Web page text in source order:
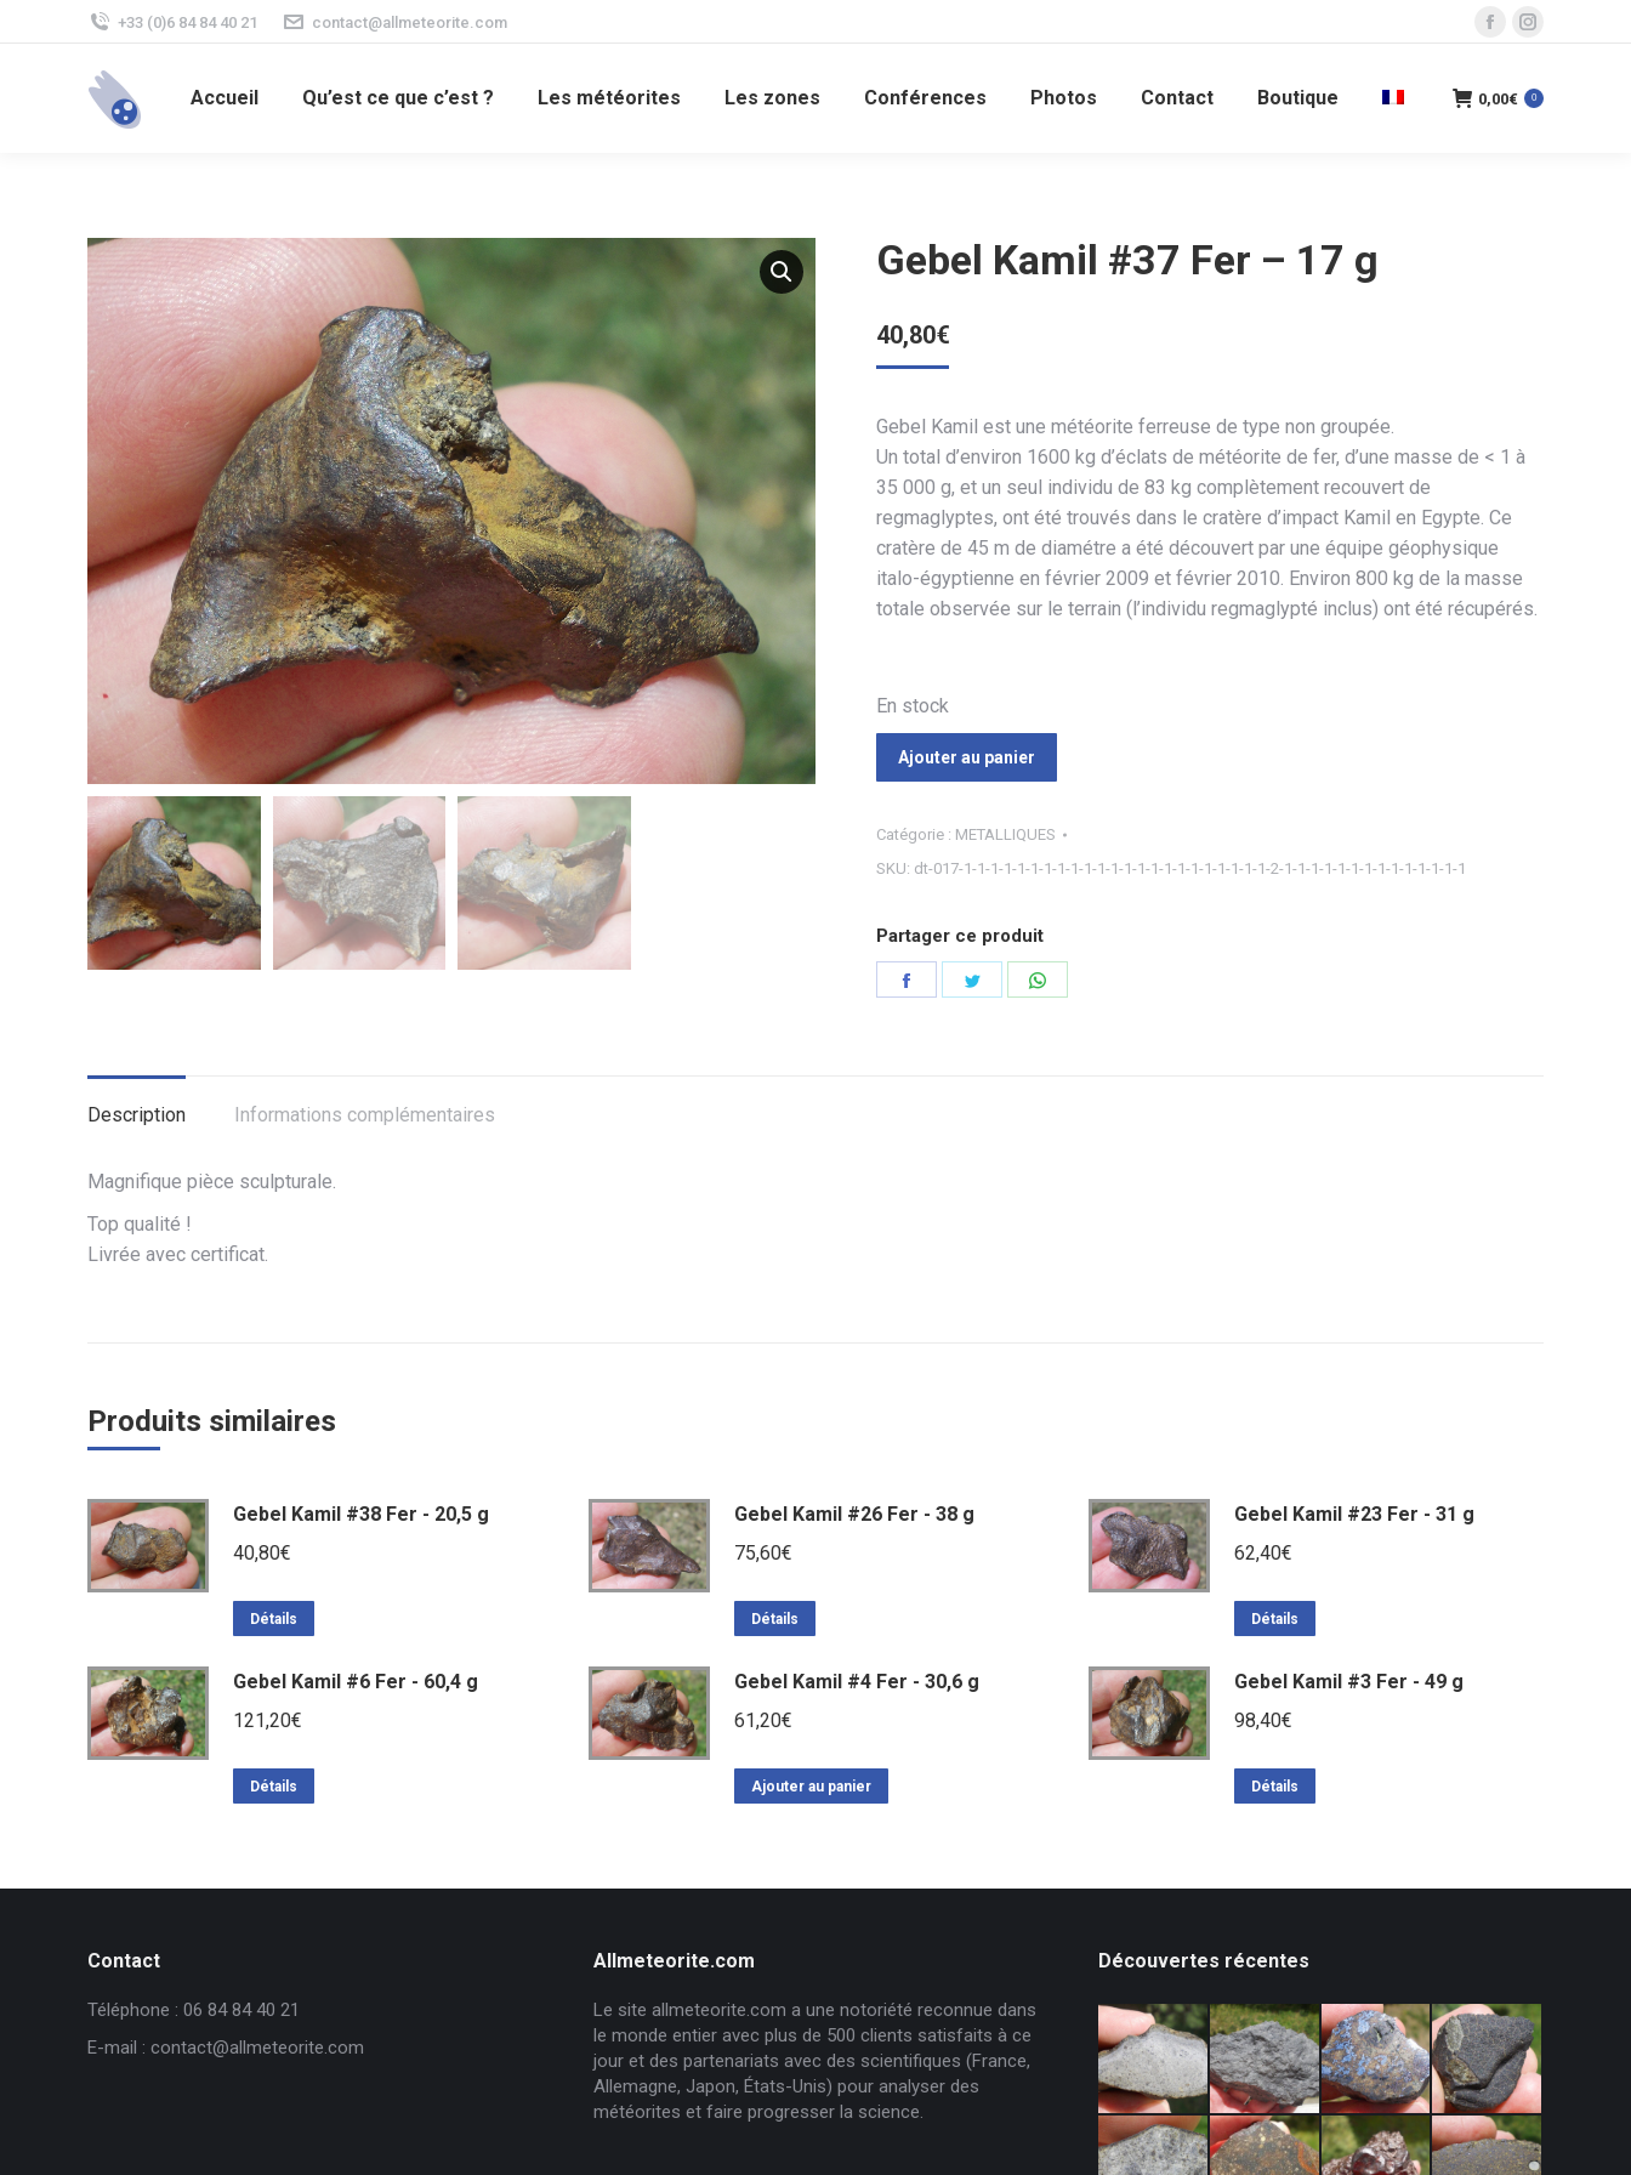
+33 (0)6 84 84 40 21 contact@allmeteorite.com
La
Facebook
La
Instagram
Accueil Qu’est ce que c’est ? Les météorites Les zones Conférences Photos Contact Boutique 0,00€ 0
Gebel Kamil #37 Fer – 17 g
40,80€
Gebel Kamil est une météorite ferreuse de type non groupée.
Un total d’environ 1600 kg d’éclats de météorite de fer, d’une masse de < 1 à
35 000 g, et un seul individu de 83 kg complètement recouvert de
regmaglyptes, ont été trouvés dans le cratère d’impact Kamil en Egypte. Ce
cratère de 45 m de diamétre a été découvert par une équipe géophysique
italo-égyptienne en février 2009 et février 2010. Environ 800 kg de la masse
totale observée sur le terrain (l’individu regmaglypté inclus) ont été récupérés.
En stock
Ajouter au panier
Catégorie : METALLIQUES
SKU: dt-017-1-1-1-1-1-1-1-1-1-1-1-1-1-1-1-1-1-1-1-1-1-1-1-2-1-1-1-1-1-1-1-1-1-1-1-1-1-1
Partager ce produit
Partager Partager
Description Informations complémentaires
Magnifique pièce sculpturale.
Top qualité !
Livrée avec certificat.
Produits similaires
Gebel Kamil #38 Fer - 20,5 g
40,80€
Détails
Gebel Kamil #26 Fer - 38 g
75,60€
Détails
Gebel Kamil #23 Fer - 31 g
62,40€
Détails
Gebel Kamil #6 Fer - 60,4 g
121,20€
Détails
Gebel Kamil #4 Fer - 30,6 g
61,20€
Ajouter au panier
Gebel Kamil #3 Fer - 49 g
98,40€
Détails
Contact
Téléphone : 06 84 84 40 21
E-mail : contact@allmeteorite.com
Allmeteorite.com
Le site allmeteorite.com a une notoriété reconnue dans
le monde entier avec plus de 500 clients satisfaits à ce
jour et des partenariats avec des scientifiques (France,
Allemagne, Japon, États-Unis) pour analyser des
météorites et faire progresser la science.
Découvertes récentes